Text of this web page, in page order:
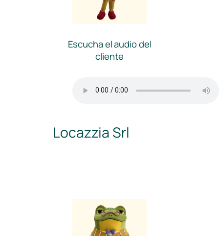
Escucha el audio del
cliente
Locazzia Srl